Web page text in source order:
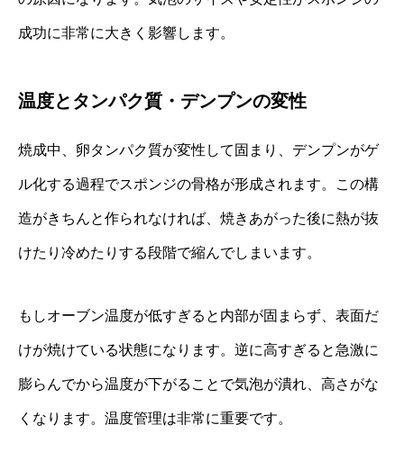
成功に非常に大きく影響します。
温度とタンパク質・デンプンの変性
焼成中、卵タンパク質が変性して固まり、デンプンがゲ
ル化する過程でスポンジの骨格が形成されます。この構
造がきちんと作られなければ、焼きあがった後に熱が抜
けたり冷めたりする段階で縮んでしまいます。
もしオーブン温度が低すぎると内部が固まらず、表面だ
けが焼けている状態になります。逆に高すぎると急激に
膨らんでから温度が下がることで気泡が潰れ、高さがな
くなります。温度管理は非常に重要です。